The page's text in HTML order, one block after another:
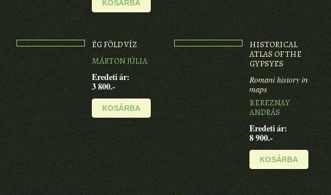
KOSÁRBA
ÉG FÖLD VÍZ
MÁRTON JÚLIA
Eredeti ár:
3 800.-
KOSÁRBA
HISTORICAL
ATLAS OF THE
GYPSYES
Romani history in
maps
BEREZNAY
ANDRÁS
Eredeti ár:
8 900.-
KOSÁRBA